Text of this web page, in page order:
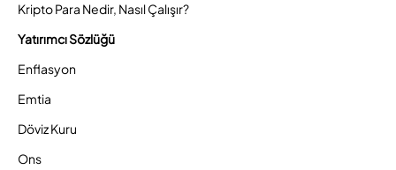
Kripto Para Nedir, Nasıl Çalışır?
Yatırımcı Sözlüğü
Enflasyon
Emtia
Döviz Kuru
Ons